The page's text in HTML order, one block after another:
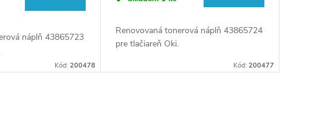
náplň 43865723
Kód: 200478
Renovovaná tonerová náplň 43865724
pre tlačiareň Oki.
Kód: 200477